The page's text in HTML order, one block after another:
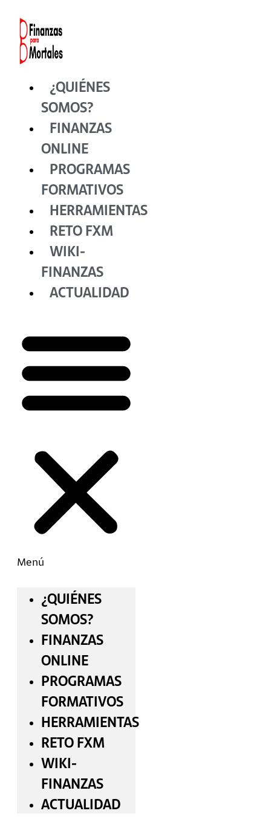
contenido
¿QUIÉNES
SOMOS?
FINANZAS
ONLINE
PROGRAMAS
FORMATIVOS
HERRAMIENTAS
RETO FXM
WIKI-
FINANZAS
ACTUALIDAD
Menú
¿QUIÉNES
SOMOS?
FINANZAS
ONLINE
PROGRAMAS
FORMATIVOS
HERRAMIENTAS
RETO FXM
WIKI-
FINANZAS
ACTUALIDAD